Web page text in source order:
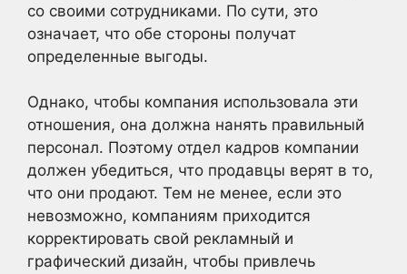
со своими сотрудниками. По сути, это
означает, что обе стороны получат
определенные выгоды.
Однако, чтобы компания использовала эти
отношения, она должна нанять правильный
персонал. Поэтому отдел кадров компании
должен убедиться, что продавцы верят в то,
что они продают. Тем не менее, если это
невозможно, компаниям приходится
корректировать свой рекламный и
графический дизайн, чтобы привлечь